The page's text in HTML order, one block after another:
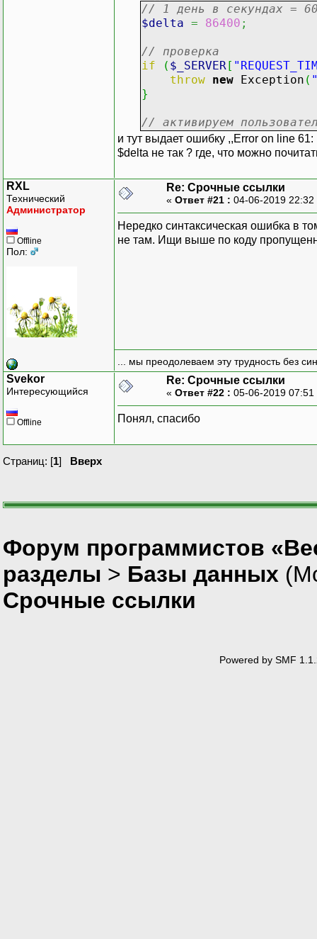
// 1 день в секундах =
$delta = 86400 ;
// проверка
if
( $_SERVER [
throw new Exception (
}
// активируем
и тут выдает ошибку ,,Error on line
$delta не так ? где, что можно
RXL
Технический
Администратор
Offline
Пол:
Re: Срочные ссылки
« Ответ #21 : 04-06-2019
Нередко синтаксическая ошибка в
не там. Ищи выше по коду
... мы преодолеваем эту трудность без
Svekor
Интересующийся
Offline
Re: Срочные ссылки
« Ответ #22 : 05-06-2019
Понял, спасибо
Страниц: [1] Вверх
Форум программистов
разделы > Базы данных
Срочные ссылки
Powered by SMF